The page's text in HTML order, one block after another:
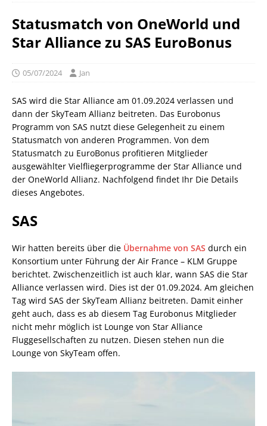
Statusmatch von OneWorld und
Star Alliance zu SAS EuroBonus
05/07/2024 Jan
SAS wird die Star Alliance am 01.09.2024 verlassen und
dann der SkyTeam Allianz beitreten. Das Eurobonus
Programm von SAS nutzt diese Gelegenheit zu einem
Statusmatch von anderen Programmen. Von dem
Statusmatch zu EuroBonus profitieren Mitglieder
ausgewählter Vielfliegerprogramme der Star Alliance und
der OneWorld Allianz. Nachfolgend findet Ihr Die Details
dieses Angebotes.
SAS
Wir hatten bereits über die Übernahme von SAS durch ein
Konsortium unter Führung der Air France – KLM Gruppe
berichtet. Zwischenzeitlich ist auch klar, wann SAS die Star
Alliance verlassen wird. Dies ist der 01.09.2024. Am gleichen
Tag wird SAS der SkyTeam Allianz beitreten. Damit einher
geht auch, dass es ab diesem Tag Eurobonus Mitglieder
nicht mehr möglich ist Lounge von Star Alliance
Fluggesellschaften zu nutzen. Diesen stehen nun die
Lounge von SkyTeam offen.